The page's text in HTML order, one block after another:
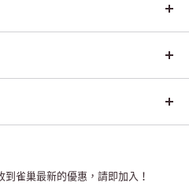
前是全球領先的「營養、健康、
們充分發掘食品的力量，提升
機雀巢最新的優惠，請即加入！